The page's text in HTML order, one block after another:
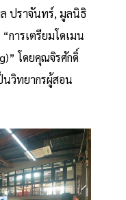
ปราจันทร์, มูลนิธิ
การเตรียมโดเมน
โดยคุณจิรศักดิ์
นวิทยากรผู้สอน